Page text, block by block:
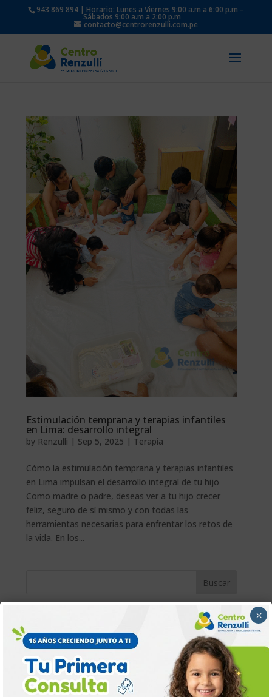
943 869 894 | Horario: Lunes a Viernes 9:00 a.m a 6:00 p.m –
Sábados 9:00 a.m a 2:00 p.m
contacto@centrorenzulli.com.pe
Estimulación temprana y terapias infantiles
en Lima: desarrollo integral
by Renzulli | Sep 5, 2025 | Terapia
Cómo la estimulación temprana y terapias infantiles
en Lima impulsan el desarrollo integral de tu hijo
Como madre o padre, deseas ver a tu hijo crecer
feliz, seguro de sí mismo y con todas las
herramientas necesarias para enfrentar los retos de
la vida. En los...
Buscar
Terapia ocupacional infantil Lima: guía y beneficios
diarios
Talleres socioemocionales para niños: beneficios y
cómo ayudan
×